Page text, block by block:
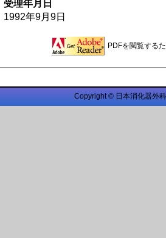
受理年月日
1992年9月9日
PDFを閲覧する
Copyright © 日本消化器外